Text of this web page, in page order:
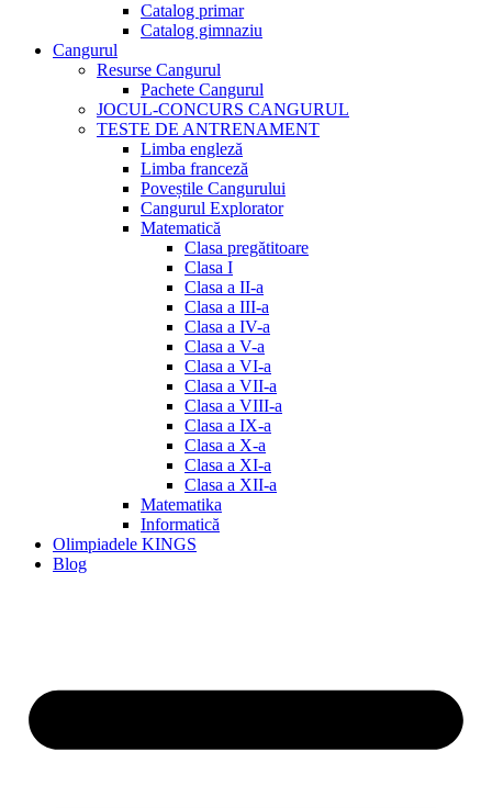
Catalog primar
Catalog gimnaziu
Cangurul
Resurse Cangurul
Pachete Cangurul
JOCUL-CONCURS CANGURUL
TESTE DE ANTRENAMENT
Limba engleză
Limba franceză
Poveștile Cangurului
Cangurul Explorator
Matematică
Clasa pregătitoare
Clasa I
Clasa a II-a
Clasa a III-a
Clasa a IV-a
Clasa a V-a
Clasa a VI-a
Clasa a VII-a
Clasa a VIII-a
Clasa a IX-a
Clasa a X-a
Clasa a XI-a
Clasa a XII-a
Matematika
Informatică
Olimpiadele KINGS
Blog